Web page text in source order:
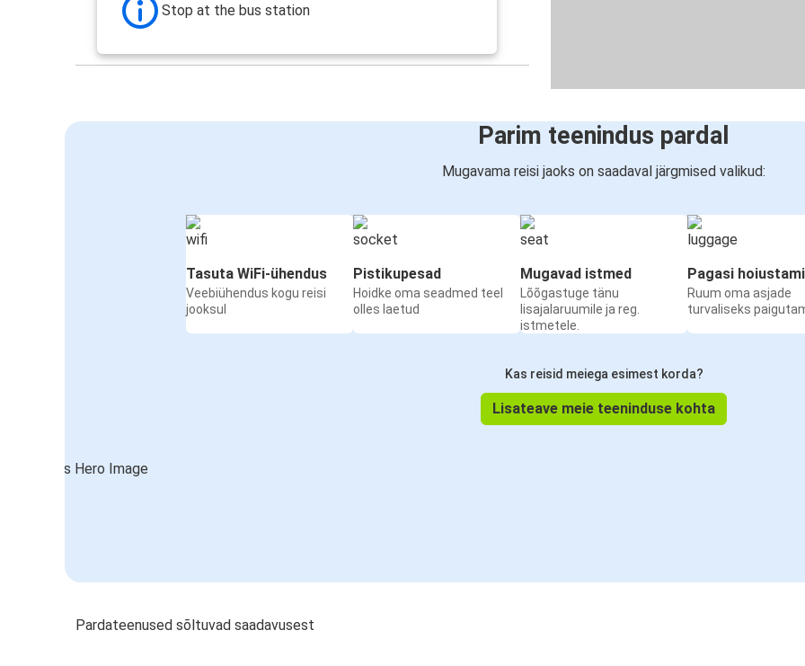
Stop at the bus station
Parim teenindus pardal
Mugavama reisi jaoks on saadaval järgmised valikud:
Tasuta WiFi-ühendus
Veebiühendus kogu reisi
jooksul
Pistikupesad
Hoidke oma seadmed teel
olles laetud
Mugavad istmed
Lõõgastuge tänu
lisajalaruumile ja reg.
istmetele.
Pagasi
Ruum oma asjade
turvaliseks
Kas reisid meiega esimest korda?
Lisateave meie teeninduse kohta
Pardateenused sõltuvad saadavusest